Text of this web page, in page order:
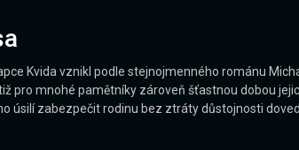
Kvida vznikl podle stejnojmenného románu
pro mnohé pamětníky zároveň šťastnou dobou
úsilí zabezpečit rodinu bez ztráty důstojnosti